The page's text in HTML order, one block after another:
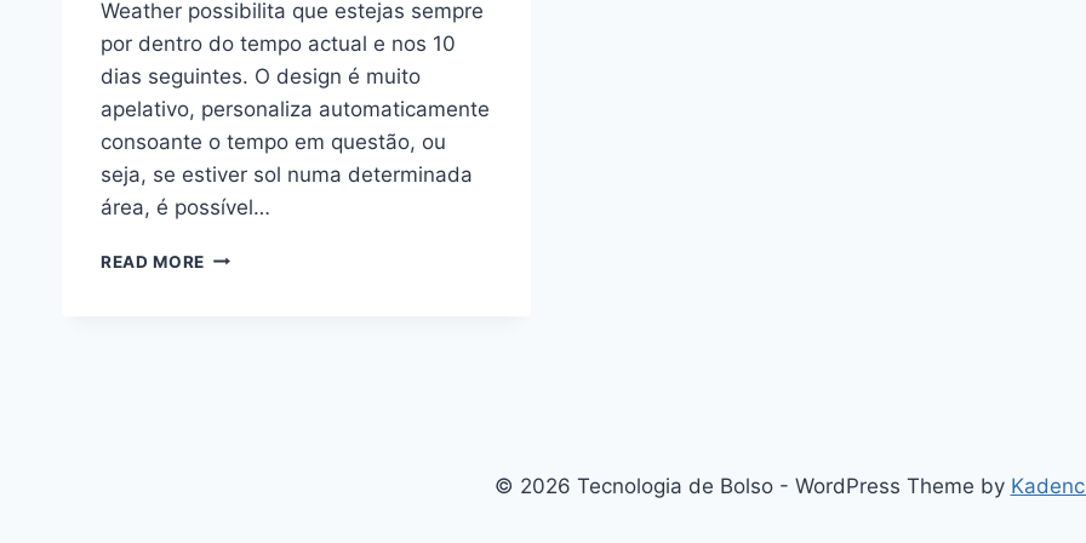
Weather possibilita que estejas sempre
por dentro do tempo actual e nos 10
dias seguintes. O design é muito
apelativo, personaliza automaticamente
consoante o tempo em questão, ou
seja, se estiver sol numa determinada
área, é possível…
READ MORE APLICAÇÃO
© 2026 Tecnologia de Bolso - WordPress Theme by